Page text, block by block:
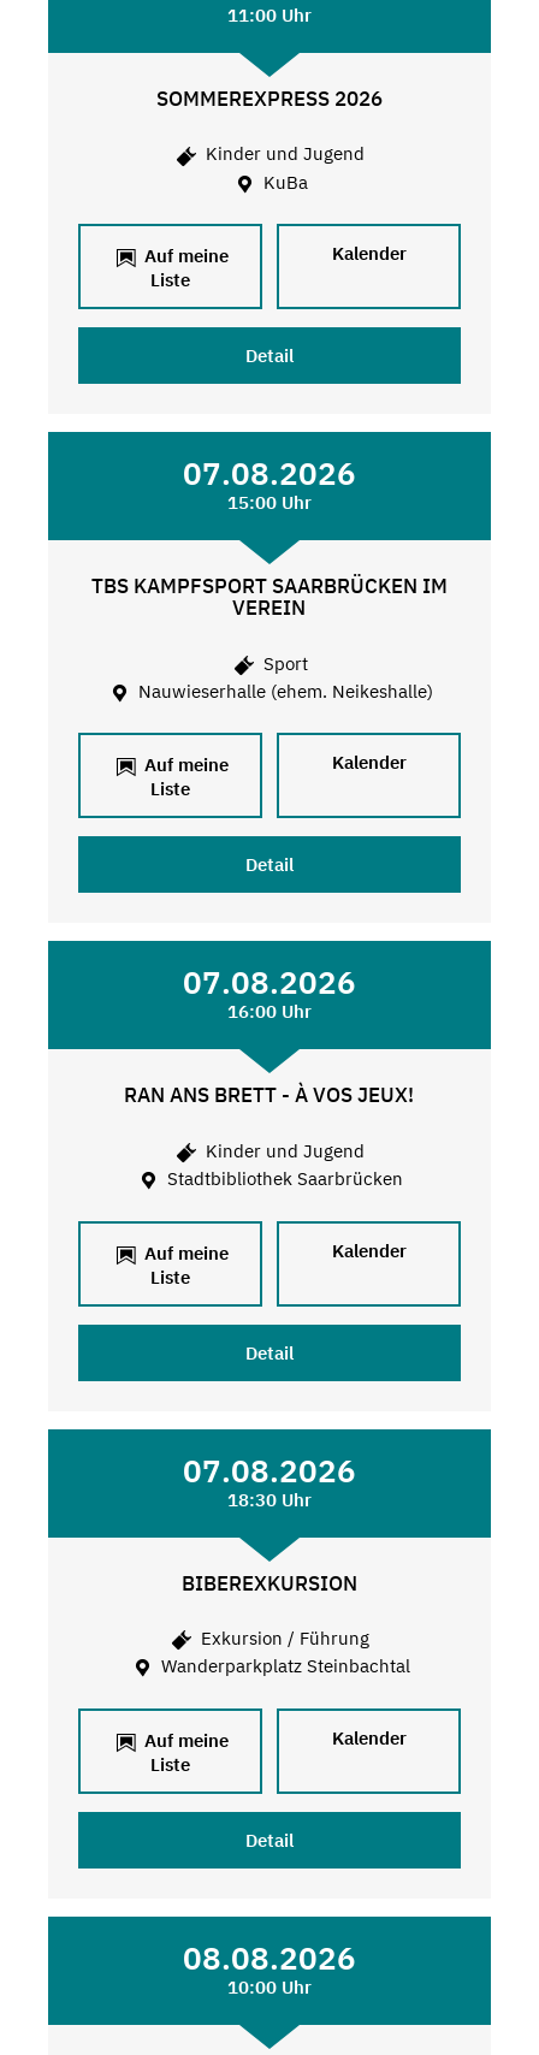
11:00 Uhr
SOMMEREXPRESS 2026
Kinder und Jugend
KuBa
Auf meine
Liste
Kalender
Detail
07.08.2026
15:00 Uhr
TBS KAMPFSPORT SAARBRÜCKEN IM
VEREIN
Sport
Nauwieserhalle (ehem. Neikeshalle)
Auf meine
Liste
Kalender
Detail
07.08.2026
16:00 Uhr
RAN ANS BRETT - À VOS JEUX!
Kinder und Jugend
Stadtbibliothek Saarbrücken
Auf meine
Liste
Kalender
Detail
07.08.2026
18:30 Uhr
BIBEREXKURSION
Exkursion / Führung
Wanderparkplatz Steinbachtal
Auf meine
Liste
Kalender
Detail
08.08.2026
10:00 Uhr